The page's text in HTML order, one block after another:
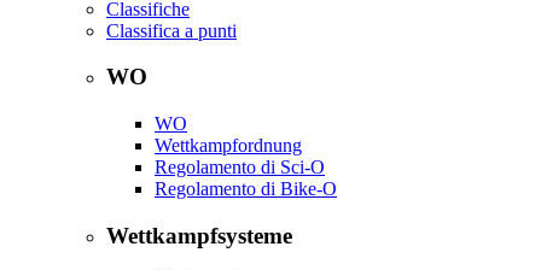
Classifiche
Classifica a punti
WO
WO
Wettkampfordnung
Regolamento di Sci-O
Regolamento di Bike-O
Wettkampfsysteme